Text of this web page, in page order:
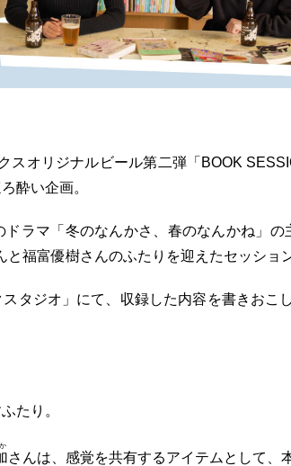
スオリジナルビール第二弾「BOOK
酔い企画。
ラマ「 冬のなんかさ、春のなんかね」 の
と福富優樹さんのふたりを迎えたセッション
タジオ」にて、収録した内容を書きおこ
たり。
さんは、感覚を共有するアイテムとして、